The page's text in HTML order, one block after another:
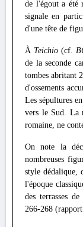
de l'égout a été
signale en
d'une tête de
À Teichio (cf.
de la seconde
tombes abritant
d'ossements
Les sépultures
vers le Sud. La
romaine, ne
On note la
nombreuses
style dédalique,
l'époque
des terrasses
266-268